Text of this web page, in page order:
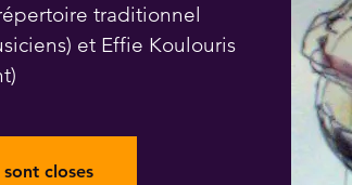
traditionnel
et Effie Koulouris
closes